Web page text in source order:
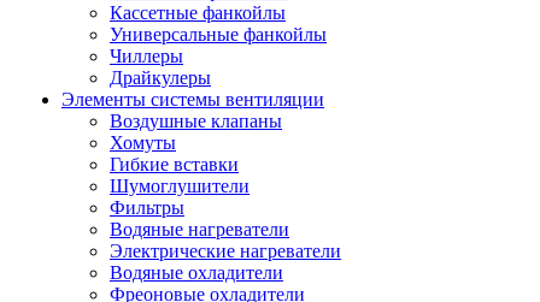
Кассетные фанкойлы
Универсальные фанкойлы
Чиллеры
Драйкулеры
Элементы системы вентиляции
Воздушные клапаны
Хомуты
Гибкие вставки
Шумоглушители
Фильтры
Водяные нагреватели
Электрические нагреватели
Водяные охладители
Фреоновые охладители